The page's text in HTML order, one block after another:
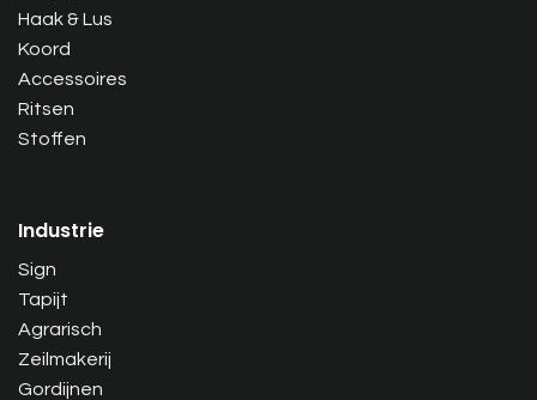
Haak & Lus
Koord
Accessoires
Ritsen
Stoffen
Industrie
Sign
Tapijt
Agrarisch
Zeilmakerij
Gordijnen